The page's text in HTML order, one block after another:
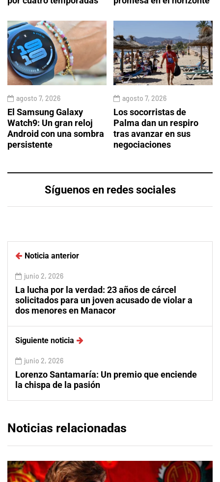
agosto 7, 2026
El Samsung Galaxy
Watch9: Un gran reloj
Android con una sombra
persistente
agosto 7, 2026
Los socorristas de
Palma dan un respiro
tras avanzar en sus
negociaciones
Síguenos en redes sociales
Noticia anterior
junio 2, 2026
La lucha por la verdad: 23 años de cárcel
solicitados para un joven acusado de violar a
dos menores en Manacor
Siguiente noticia
junio 2, 2026
Lorenzo Santamaría: Un premio que enciende
la chispa de la pasión
Noticias relacionadas